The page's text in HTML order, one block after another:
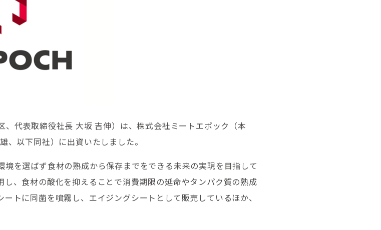
代表取締役社長 大坂 吉伸）は、株式会社ミートエポック（本
、以下同社）に出資いたしました。
を選ばず食材の熟成から保存までをできる未来の実現を目指して
、食材の酸化を抑えることで消費期限の延命やタンパク質の熟成
トに同菌を噴霧し、エイジングシートとして販売しているほか、